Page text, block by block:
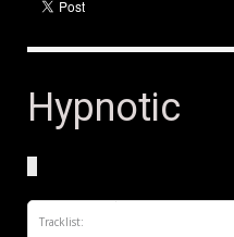
Hypnotic
Tracklist: